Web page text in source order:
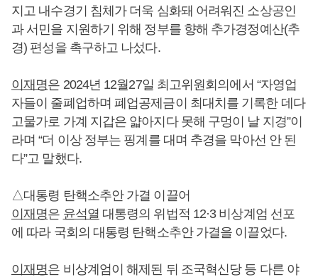
지고 내수경기 침체가 더욱 심화돼 어려워진 소상공인
과 서민을 지원하기 위해 정부를 향해 추가경정예산(추
경) 편성을 촉구하고 나섰다.
이재명은 2024년 12월27일 최고위원회의에서 “자영업
자들이 줄폐업하며 폐업공제금이 최대치를 기록한 데다
고물가로 가계 지갑은 얇아지다 못해 구멍이 날 지경”이
라며 “더 이상 정부는 핑계를 대며 추경을 막아선 안 된
다”고 말했다.
△대통령 탄핵소추안 가결 이끌어
이재명은 윤석열 대통령의 위법적 12·3 비상계엄 선포
에 따라 국회의 대통령 탄핵소추안 가결을 이끌었다.
이재명은 비상계엄이 해제된 뒤 조국혁신당 등 다른 야